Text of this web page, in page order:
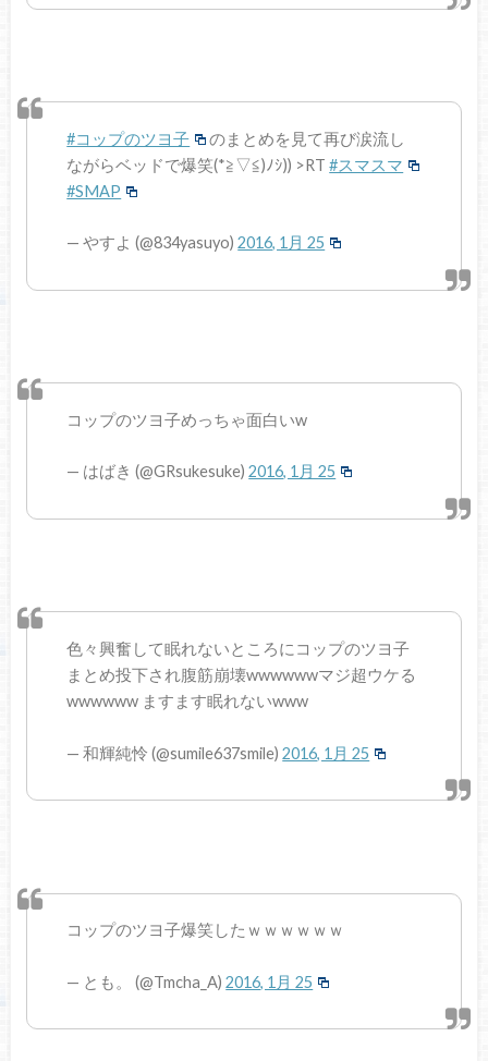
#コップのツヨ子
のまとめを見て再び涙流し
ながらベッドで爆笑(*≧▽≦)ﾉｼ)) >RT#スマスマ
#SMAP
— やすよ (@834yasuyo)2016, 1月 25
コップのツヨ子めっちゃ面白いw
— はばき (@GRsukesuke)2016, 1月 25
色々興奮して眠れないところにコップのツヨ子
まとめ投下され腹筋崩壊wwwwwwマジ超ウケる
wwwwww ますます眠れないwww
— 和輝純怜 (@sumile637smile)2016, 1月 25
コップのツヨ子爆笑したｗｗｗｗｗｗ
— とも。 (@Tmcha_A)2016, 1月 25